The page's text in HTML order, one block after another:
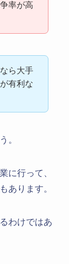
率が高
ら大手
有利な
。
に行って、
あります。
わけではあ